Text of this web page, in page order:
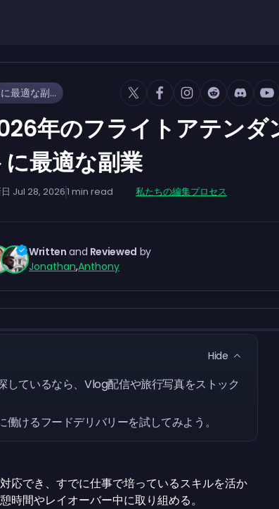
2026年のフライトアテンダントに最適な副業
年のフライトアテンダ
に最適な副業
Jul 28, 20261 min read 私たちの編集プロセス
Written and Reviewed by
Jonathan,Anthony
Hide
しているなら、Vlog配信や旅行写真をストック
けるフードデリバリーを試してみよう。
応でき、すでに仕事で培っているスキルを活か
間やレイオーバー中に取り組める。